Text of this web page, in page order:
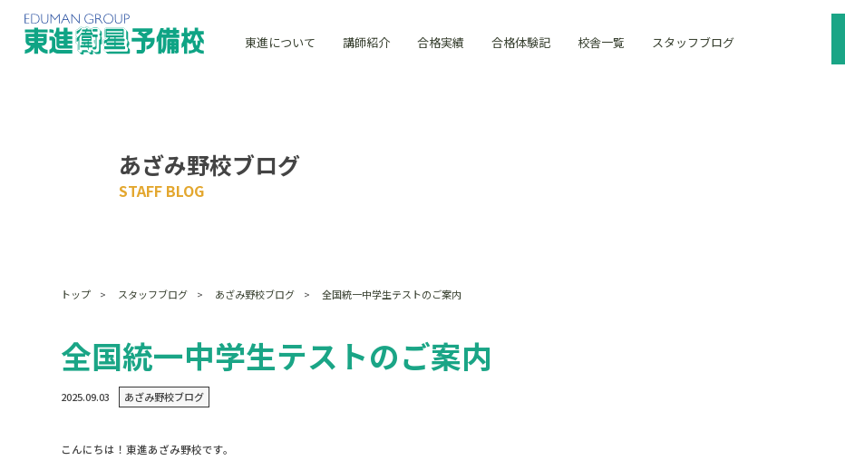
東進について 講師紹介 合格実績 合格体験記 校舎一覧 スタッフブログ
あざみ野校ブログ
STAFF BLOG
トップ スタッフブログ あざみ野校ブログ 全国統一中学生テストのご案内
全国統一中学生テストのご案内
2025.09.03 あざみ野校ブログ
こんにちは！東進あざみ野校です。